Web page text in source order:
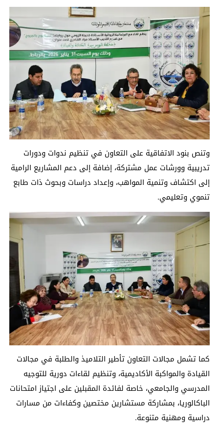
وتنص بنود الاتفاقية على التعاون في تنظيم ندوات ودورات
تدريبية وورشات عمل مشتركة، إضافة إلى دعم المشاريع الرامية
إلى اكتشاف وتنمية المواهب، وإعداد دراسات وبحوث ذات طابع
تنموي وتعليمي.
كما تشمل مجالات التعاون تأطير التلاميذ والطلبة في مجالات
القيادة والمواكبة الأكاديمية، وتنظيم لقاءات دورية للتوجيه
المدرسي والجامعي، خاصة لفائدة المقبلين على اجتياز امتحانات
الباكالوريا، بمشاركة مستشارين مختصين وكفاءات من مسارات
دراسية ومهنية متنوعة.